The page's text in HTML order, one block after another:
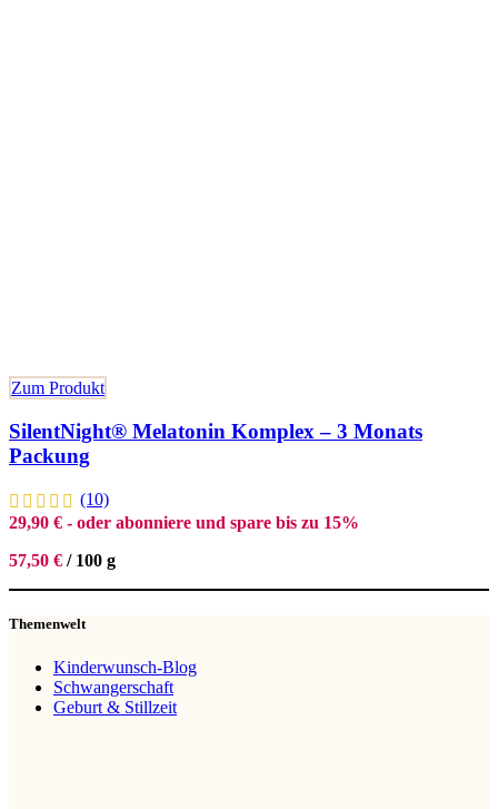
Zum Produkt
SilentNight® Melatonin Komplex – 3 Monats
Packung
(10)
29,90 € - oder abonniere und spare bis zu 15%
57,50 € / 100 g
Themenwelt
Kinderwunsch-Blog
Schwangerschaft
Geburt & Stillzeit